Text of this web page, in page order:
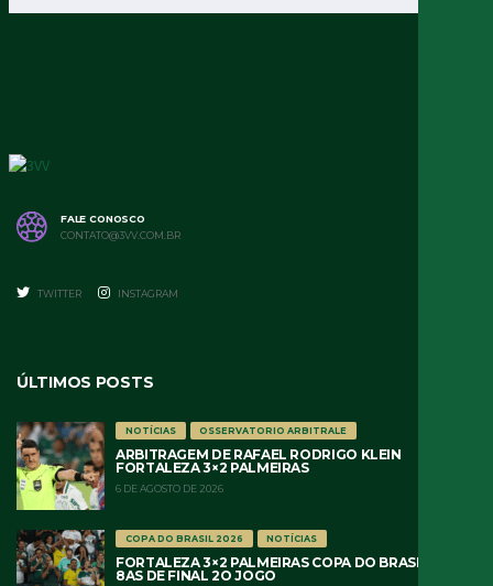
FALE CONOSCO
CONTATO@3VV.COM.BR
TWITTER INSTAGRAM
ÚLTIMOS POSTS
NOTÍCIAS OSSERVATORIO ARBITRALE
ARBITRAGEM DE RAFAEL RODRIGO KLEIN
FORTALEZA 3×2 PALMEIRAS
6 DE AGOSTO DE 2026
COPA DO BRASIL 2026 NOTÍCIAS
FORTALEZA 3×2 PALMEIRAS COPA DO BRASIL 2026
8AS DE FINAL 2O JOGO